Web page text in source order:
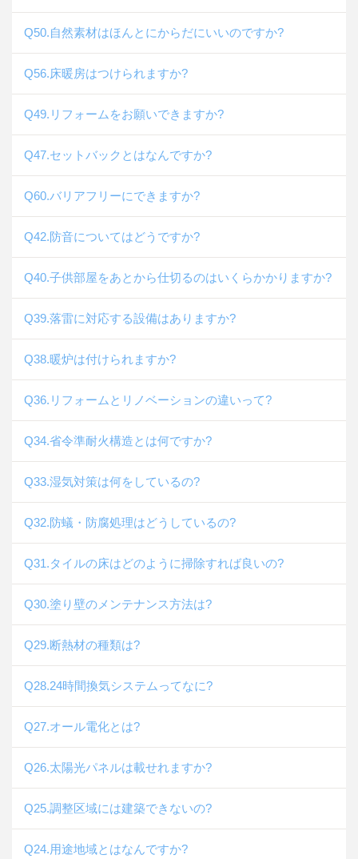
Q50.自然素材はほんとにからだにいいのですか?
Q56.床暖房はつけられますか?
Q49.リフォームをお願いできますか?
Q47.セットバックとはなんですか?
Q60.バリアフリーにできますか?
Q42.防音についてはどうですか?
Q40.子供部屋をあとから仕切るのはいくらかかりますか?
Q39.落雷に対応する設備はありますか?
Q38.暖炉は付けられますか?
Q36.リフォームとリノベーションの違いって?
Q34.省令準耐火構造とは何ですか?
Q33.湿気対策は何をしているの?
Q32.防蟻・防腐処理はどうしているの?
Q31.タイルの床はどのように掃除すれば良いの?
Q30.塗り壁のメンテナンス方法は?
Q29.断熱材の種類は?
Q28.24時間換気システムってなに?
Q27.オール電化とは?
Q26.太陽光パネルは載せれますか?
Q25.調整区域には建築できないの?
Q24.用途地域とはなんですか?